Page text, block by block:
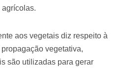
aos vegetais diz respeito à
vegetativa,
são utilizadas para gerar